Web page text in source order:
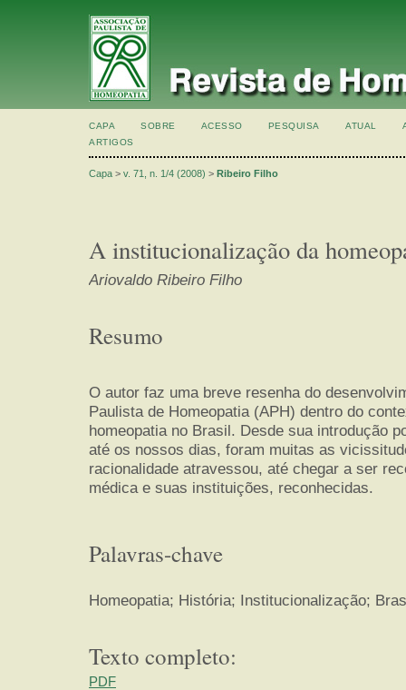
CAPA SOBRE ACESSO PESQUISA ATUAL
ARTIGOS
Capa > v. 71, n. 1/4 (2008) > Ribeiro Filho
A institucionalização da
Ariovaldo Ribeiro Filho
Resumo
O autor faz uma breve resenha do
Paulista de Homeopatia (APH) dentro do
homeopatia no Brasil. Desde sua introdução
até os nossos dias, foram muitas as
racionalidade atravessou, até chegar a ser
médica e suas instituições, reconhecidas.
Palavras-chave
Homeopatia; História; Institucionalização;
Texto completo:
PDF